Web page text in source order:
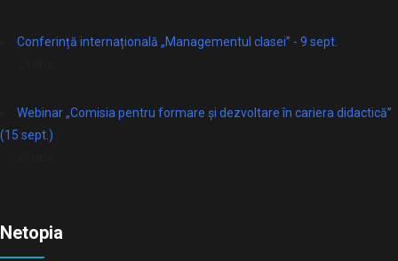
Conferință internațională „Managementul clasei” - 9 sept.
Webinar „Comisia pentru formare și dezvoltare în cariera didactică”
(15 sept.)
Netopia